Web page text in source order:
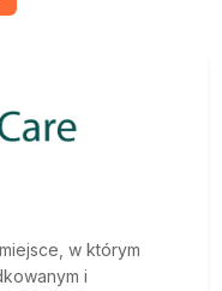
w którym
i